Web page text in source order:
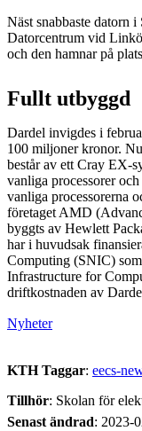
Näst snabbaste datorn
Datorcentrum vid
och den hamnar på
Fullt utbyggd
Dardel invigdes i
100 miljoner kronor.
består av ett Cray EX-
vanliga processorer
vanliga processorerna
företaget AMD
byggts av Hewlett
har i huvudsak
Computing (SNIC)
Infrastructure for
driftkostnaden av
Nyheter
KTH Taggar: eecs-
Tillhör: Skolan för
Senast ändrad: 2023-